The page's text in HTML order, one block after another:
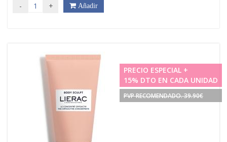
- + Añadir
PRECIO ESPECIAL +
15% DTO EN CADA UNIDAD
PVP RECOMENDADO. 39.90€